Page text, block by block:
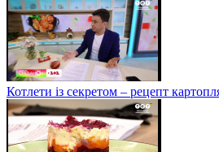
Котлети із секретом – рецепт